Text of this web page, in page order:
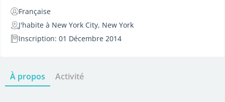
Française
J'habite à New York City, New York
Inscription: 01 Décembre 2014
À propos Activité